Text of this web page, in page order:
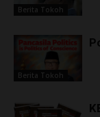
Berita Tokoh
Berita Tokoh